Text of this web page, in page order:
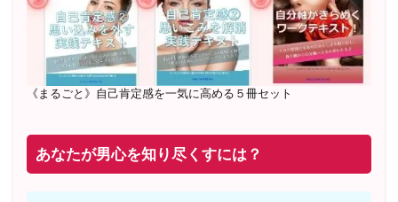
《まるごと》自己肯定感を一気に高める５冊セット
あなたが男心を知り尽くすには？